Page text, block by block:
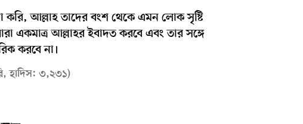
আল্লাহ তাদের বংশ থেকে এমন লোক সৃষ্টি
একমাত্র আল্লাহর ইবাদত করবে এবং তার সঙ্গে
করবে না।
হাদিস: ৩,২৩১)